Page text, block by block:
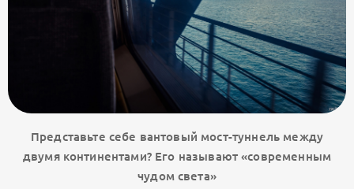
Представьте себе вантовый мост-туннель между
двумя континентами? Его называют «современным
чудом света»